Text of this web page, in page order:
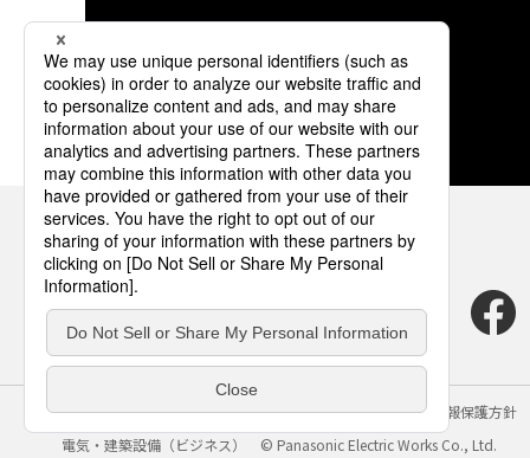
サイトのご利用にあたって クッキーポリシー
個人情報保護方針
電気・建築設備（ビジネス）
© Panasonic Electric Works Co., Ltd.